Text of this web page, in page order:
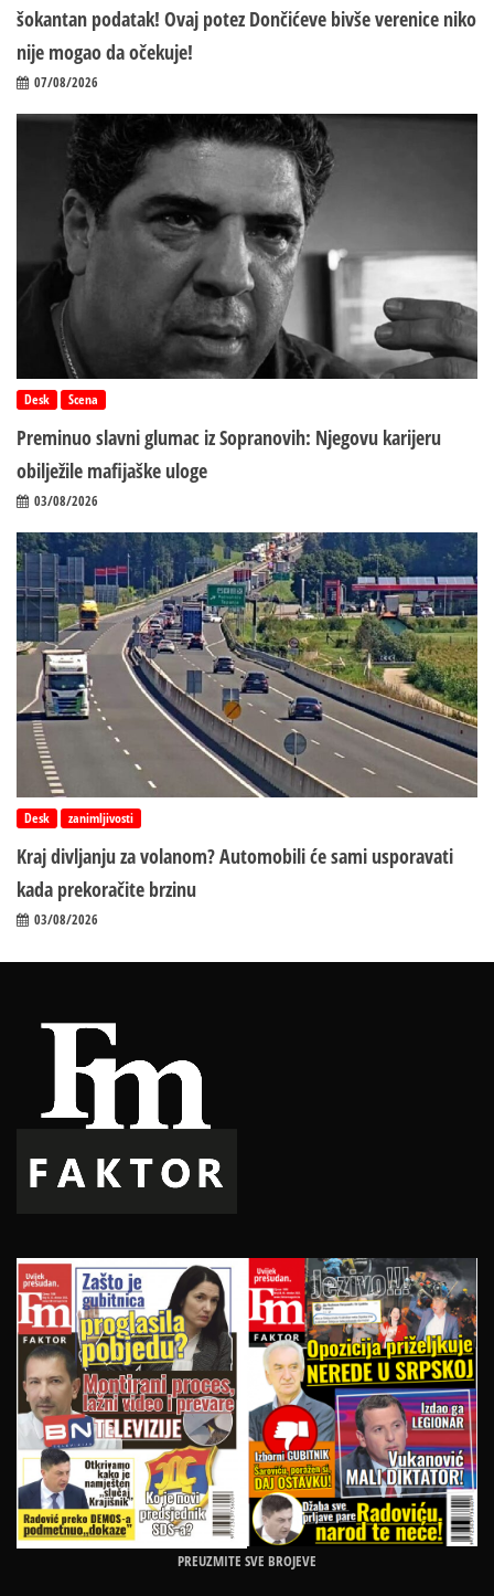
šokantan podatak! Ovaj potez Dončićeve bivše verenice niko
nije mogao da očekuje!
07/08/2026
Desk Scena
Preminuo slavni glumac iz Sopranovih: Njegovu karijeru
obilježile mafijaške uloge
03/08/2026
Desk zanimljivosti
Kraj divljanju za volanom? Automobili će sami usporavati
kada prekoračite brzinu
03/08/2026
PREUZMITE SVE BROJEVE